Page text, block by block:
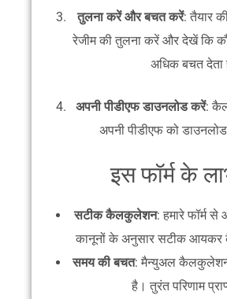
तुलना करें और बचत करें: तैयार
रेजीम की तुलना करें और देखें कि
अधिक बचत देता
अपनी पीडीएफ डाउनलोड करें:
अपनी पीडीएफ को
इस फॉर्म के
सटीक कैलकुलेशन: हमारे फॉर्म
कानूनों के अनुसार सटीक आयकर
समय की बचत: मैन्युअल
है। तुरंत परिणाम